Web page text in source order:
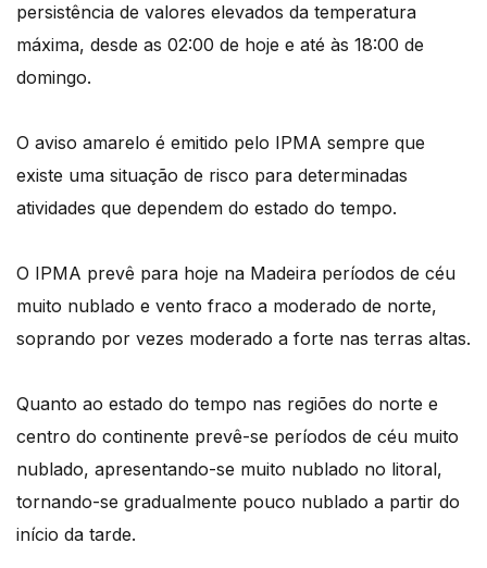
persistência de valores elevados da temperatura
máxima, desde as 02:00 de hoje e até às 18:00 de
domingo.
O aviso amarelo é emitido pelo IPMA sempre que
existe uma situação de risco para determinadas
atividades que dependem do estado do tempo.
O IPMA prevê para hoje na Madeira períodos de céu
muito nublado e vento fraco a moderado de norte,
soprando por vezes moderado a forte nas terras altas.
Quanto ao estado do tempo nas regiões do norte e
centro do continente prevê-se períodos de céu muito
nublado, apresentando-se muito nublado no litoral,
tornando-se gradualmente pouco nublado a partir do
início da tarde.